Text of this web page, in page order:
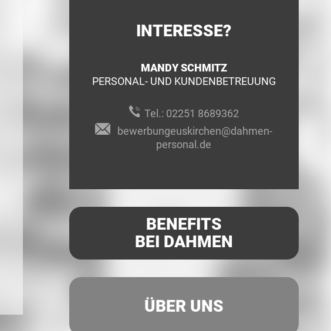
INTERESSE?
MANDY SCHMITZ
PERSONAL- UND KUNDENBETREUUNG
Tel.: 02251 8689362
bewerbungeuskirchen@dahmen-
personal.de
BENEFITS
BEI DAHMEN
ÜBER UNS